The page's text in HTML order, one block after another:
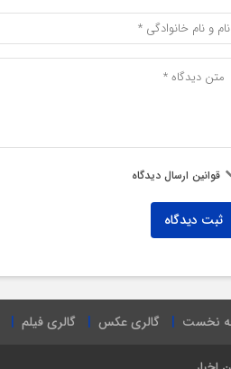
قوانین ارسال دیدگاه
ثبت دیدگاه
نخست گالری عکس گالری فیلم